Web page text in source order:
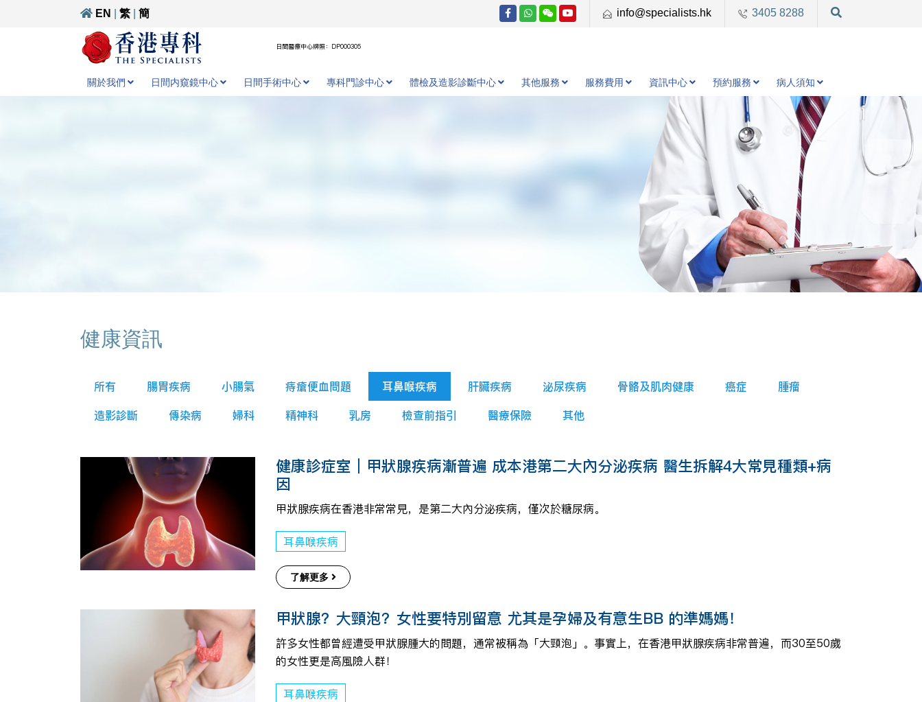
EN 繁 簡 info@specialists.hk 3405 8288
日間醫療中心牌照：DP000305
關於我們 日間内窺鏡中心 日間手術中心 專科門診中心 體檢及造影診斷中心 其他服務 服務費用 資訊中心 預約服務 病人須知
健康資訊
所有 腸胃疾病 小腸氣 痔瘡便血問題 耳鼻喉疾病 肝臟疾病 泌尿疾病 骨骼及肌肉健康 癌症
腫瘤
造影診斷
傳染病 婦科 精神科 乳房 檢查前指引 醫療保險 其他
健康診症室｜甲狀腺疾病漸普遍 成本港第二大內分泌疾病 醫生拆解4大常見種類+病
因
甲狀腺疾病在香港非常常見，是第二大內分泌疾病，僅次於糖尿病。
耳鼻喉疾病
了解更多
甲狀腺？大頸泡？女性要特別留意 尤其是孕婦及有意生BB 的準媽媽！
許多女性都曾經遭受甲狀腺腫大的問題，通常被稱為「大頸泡」。事實上，在香港甲狀腺疾病非常普遍，而30至50歲
的女性更是高風險人群！
耳鼻喉疾病